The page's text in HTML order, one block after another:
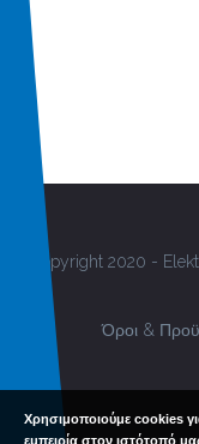
Copyright 2020 -
Όροι &
Χρησιμοποιούμε cookies
εμπειρία στον ιστότοπό